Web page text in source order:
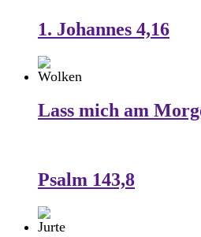
1. Johannes 4,16
Lass mich am
Psalm 143,8